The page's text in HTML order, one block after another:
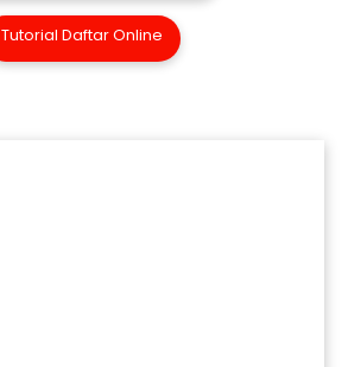
Tutorial Daftar Online